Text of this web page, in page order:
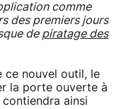
comme
des premiers jours
de piratage des
ce nouvel outil, le
la porte ouverte à
ainsi